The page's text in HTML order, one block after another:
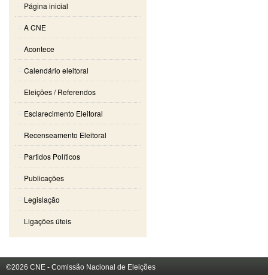
Página inicial
A CNE
Acontece
Calendário eleitoral
Eleições / Referendos
Esclarecimento Eleitoral
Recenseamento Eleitoral
Partidos Políticos
Publicações
Legislação
Ligações úteis
©2026 CNE - Comissão Nacional de Eleições